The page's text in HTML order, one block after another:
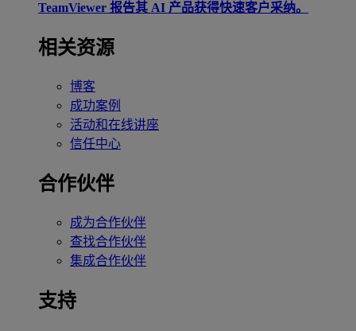
TeamViewer 报告其 AI 产品获得快速客户采纳。
相关资源
博客
成功案例
活动和在线讲座
信任中心
合作伙伴
成为合作伙伴
查找合作伙伴
集成合作伙伴
支持